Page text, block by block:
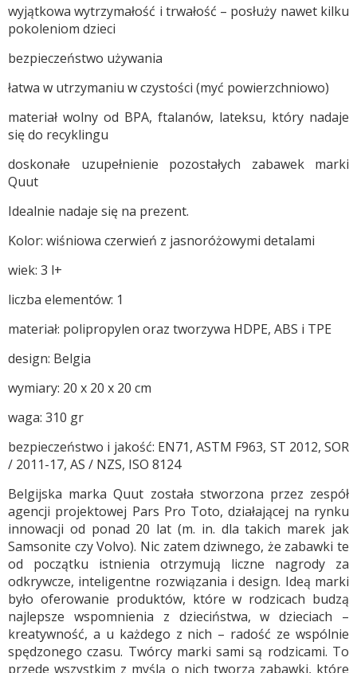
wyjątkowa wytrzymałość i trwałość – posłuży nawet kilku
pokoleniom dzieci
bezpieczeństwo używania
łatwa w utrzymaniu w czystości (myć powierzchniowo)
materiał wolny od BPA, ftalanów, lateksu, który nadaje
się do recyklingu
doskonałe uzupełnienie pozostałych zabawek marki
Quut
Idealnie nadaje się na prezent.
Kolor: wiśniowa czerwień z jasnoróżowymi detalami
wiek: 3 l+
liczba elementów: 1
materiał: polipropylen oraz tworzywa HDPE, ABS i TPE
design: Belgia
wymiary: 20 x 20 x 20 cm
waga: 310 gr
bezpieczeństwo i jakość: EN71, ASTM F963, ST 2012, SOR
/ 2011-17, AS / NZS, ISO 8124
Belgijska marka Quut została stworzona przez zespół
agencji projektowej Pars Pro Toto, działającej na rynku
innowacji od ponad 20 lat (m. in. dla takich marek jak
Samsonite czy Volvo). Nic zatem dziwnego, że zabawki te
od początku istnienia otrzymują liczne nagrody za
odkrywcze, inteligentne rozwiązania i design. Ideą marki
było oferowanie produktów, które w rodzicach budzą
najlepsze wspomnienia z dzieciństwa, w dzieciach –
kreatywność, a u każdego z nich – radość ze wspólnie
spędzonego czasu. Twórcy marki sami są rodzicami. To
przede wszystkim z myślą o nich tworzą zabawki, które